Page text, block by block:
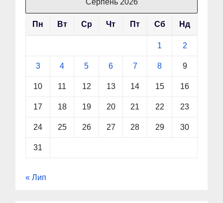
Пн Вт Ср Чт Пт Сб Нд
1 2
3 4 5 6 7 8 9
10 11 12 13 14 15 16
17 18 19 20 21 22 23
24 25 26 27 28 29 30
31
« Лип